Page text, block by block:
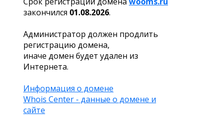
закончился 01.08.2026.
Администратор должен продлить
регистрацию домена,
иначе домен будет удален из
Интернета.
Информация о домене
Whois Center - данные о домене и
сайте